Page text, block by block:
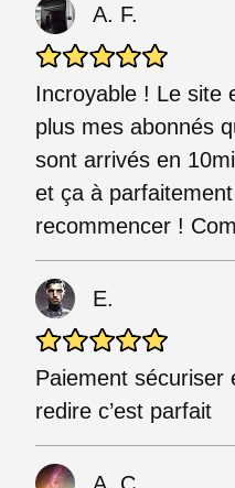
A. F.
Incroyable ! Le site
plus mes abonnés
sont arrivés en
et ça à
recommencer !
E.
Paiement sécuriser
redire c’est parfait